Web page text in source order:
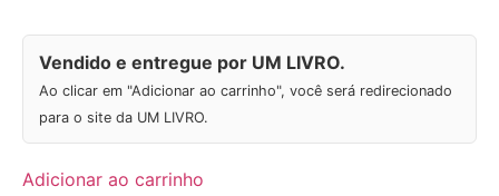
Vendido e entregue por UM LIVRO.
Ao clicar em "Adicionar ao carrinho", você será redirecionado
para o site da UM LIVRO.
Adicionar ao carrinho